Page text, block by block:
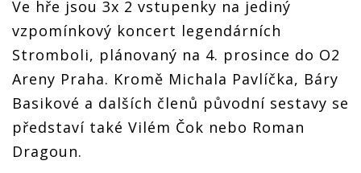
Ve hře jsou 3x 2 vstupenky na jediný
vzpomínkový koncert legendárních
Stromboli, plánovaný na 4. prosince do O2
Areny Praha. Kromě Michala Pavlíčka, Báry
Basikové a dalších členů původní sestavy se
představí také Vilém Čok nebo Roman
Dragoun.